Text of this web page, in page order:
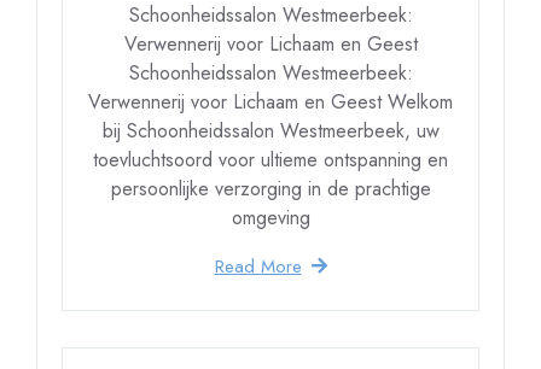
Schoonheidssalon Westmeerbeek:
Verwennerij voor Lichaam en Geest
Schoonheidssalon Westmeerbeek:
Verwennerij voor Lichaam en Geest Welkom
bij Schoonheidssalon Westmeerbeek, uw
toevluchtsoord voor ultieme ontspanning en
persoonlijke verzorging in de prachtige
omgeving
Read More